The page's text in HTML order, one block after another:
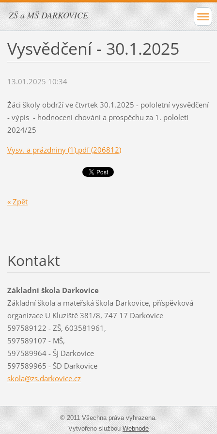
ZŠ a MŠ DARKOVICE
Vysvědčení - 30.1.2025
13.01.2025 10:34
Žáci školy obdrží ve čtvrtek 30.1.2025 - pololetní vysvědčení
- výpis - hodnocení chování a prospěchu za 1. pololetí
2024/25
Vysv. a prázdniny (1).pdf (206812)
« Zpět
Kontakt
Základní škola Darkovice
Základní škola a mateřská škola Darkovice, příspěvková
organizace U Kluziště 381/8, 747 17 Darkovice
597589122 - ZŠ, 603581961,
597589107 - MŠ,
597589964 - ŠJ Darkovice
597589965 - ŠD Darkovice
skola@zs.darkovice.cz
© 2011 Všechna práva vyhrazena.
Vytvořeno službouWebnode